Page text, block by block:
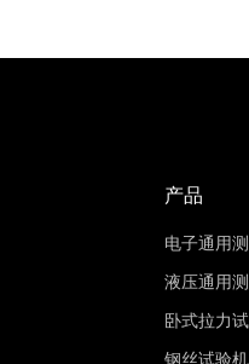
产品
电子通用
液压通用
卧式拉力
钢丝试验机